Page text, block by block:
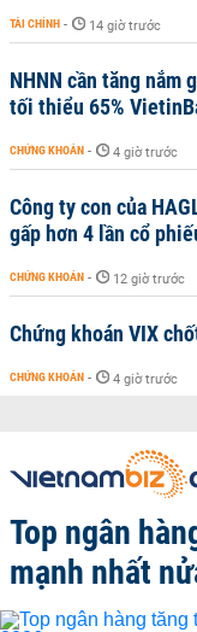
TÀI CHÍNH - 14 giờ trước
NHNN cần tăng nắm
tối thiểu 65%
CHỨNG KHOÁN - 4 giờ trước
Công ty con của
gấp hơn 4 lần cổ
CHỨNG KHOÁN - 12 giờ trước
Chứng khoán VIX
CHỨNG KHOÁN - 4 giờ trước
Top ngân
mạnh nhất